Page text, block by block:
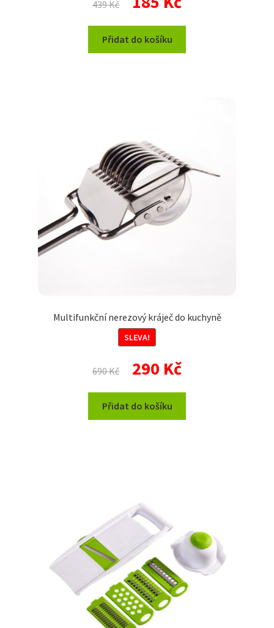
439Kč cena
byla:
439 Kč.
cena
je:
Přidat do košíku
Multifunkční nerezový kráječ do kuchyně
SLEVA!
690Kč
Původní
cena
byla:
690 Kč.
290 KčAktuální
cena
je:
Přidat do košíku